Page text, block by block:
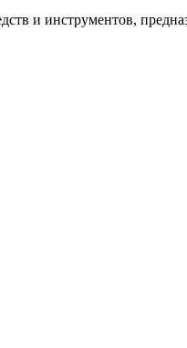
и инструментов,